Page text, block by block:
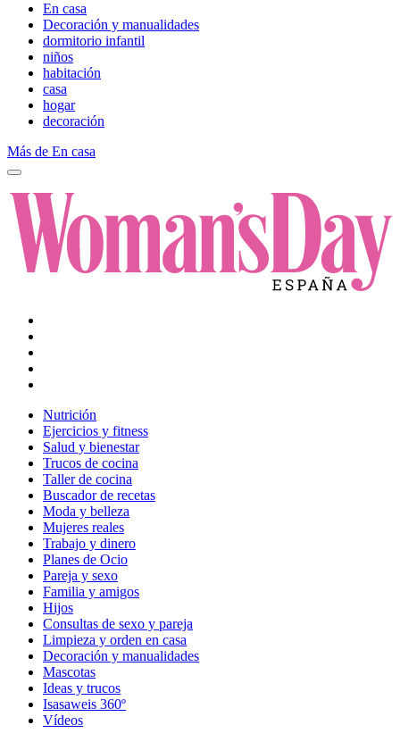
En casa
Decoración y manualidades
dormitorio infantil
niños
habitación
casa
hogar
decoración
Más de En casa
Nutrición
Ejercicios y fitness
Salud y bienestar
Trucos de cocina
Taller de cocina
Buscador de recetas
Moda y belleza
Mujeres reales
Trabajo y dinero
Planes de Ocio
Pareja y sexo
Familia y amigos
Hijos
Consultas de sexo y pareja
Limpieza y orden en casa
Decoración y manualidades
Mascotas
Ideas y trucos
Isasaweis 360º
Vídeos